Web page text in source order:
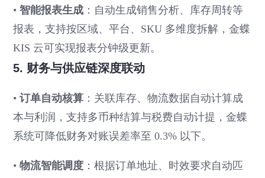
•智能报表生成 ：自动生成销售分析、库存周转等
报表，支持按区域、平台、SKU 多维度拆解，金蝶
KIS 云可实现报表分钟级更新。
5. 财务与供应链深度联动
•订单自动核算 ：关联库存、物流数据自动计算成
本与利润，支持多币种结算与税费自动计提，金蝶
系统可降低财务对账误差率至 0.3% 以下。
•物流智能调度 ：根据订单地址、时效要求自动匹